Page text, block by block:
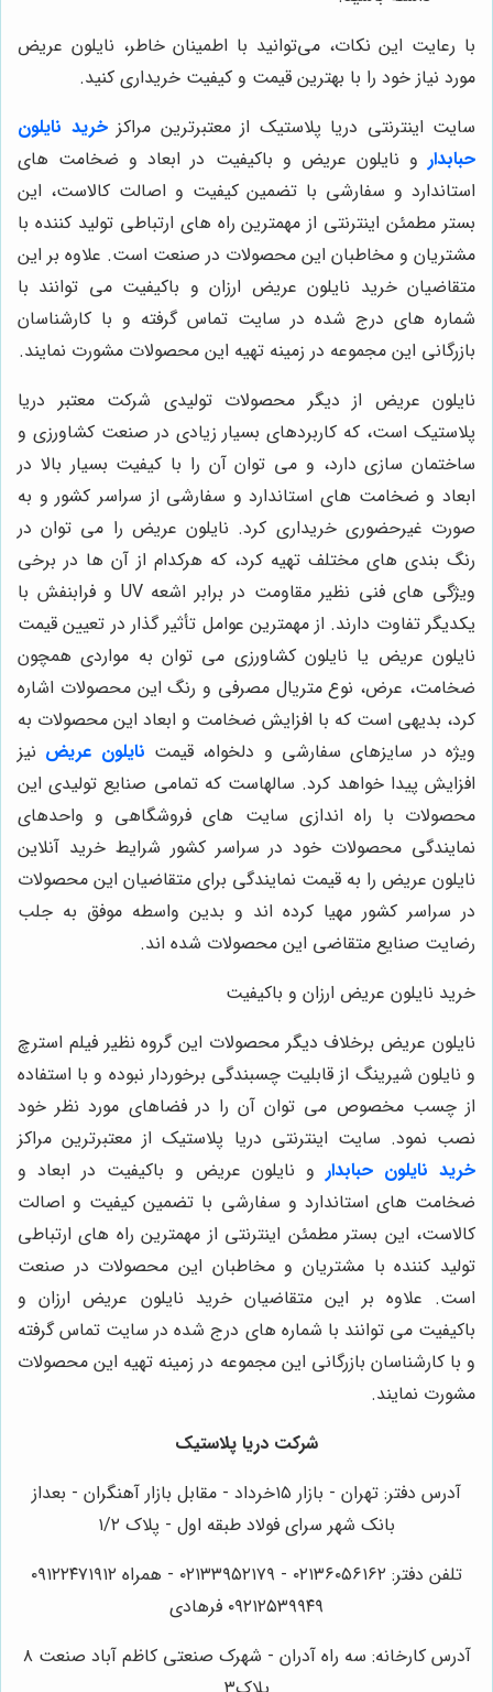
با رعایت این نکات، می‌توانید با اطمینان خاطر، نایلون عریض
مورد نیاز خود را با بهترین قیمت و کیفیت خریداری کنید.
سایت اینترنتی دریا پلاستیک از معتبرترین مراکزخرید نایلون
حبابدار و نایلون عریض و باکیفیت در ابعاد و ضخامت های
استاندارد و سفارشی با تضمین کیفیت و اصالت کالاست، این
بستر مطمئن اینترنتی از مهمترین راه های ارتباطی تولید کننده با
مشتریان و مخاطبان این محصولات در صنعت است. علاوه بر این
متقاضیان خرید نایلون عریض ارزان و باکیفیت می توانند با
شماره های درج شده در سایت تماس گرفته و با کارشناسان
بازرگانی این مجموعه در زمینه تهیه این محصولات مشورت نمایند.
نایلون عریض از دیگر محصولات تولیدی شرکت معتبر دریا
پلاستیک است، که کاربردهای بسیار زیادی در صنعت کشاورزی و
ساختمان سازی دارد، و می توان آن را با کیفیت بسیار بالا در
ابعاد و ضخامت های استاندارد و سفارشی از سراسر کشور و به
صورت غیرحضوری خریداری کرد. نایلون عریض را می توان در
رنگ بندی های مختلف تهیه کرد، که هرکدام از آن ها در برخی
ویژگی های فنی نظیر مقاومت در برابر اشعه UV و فرابنفش با
یکدیگر تفاوت دارند. از مهمترین عوامل تأثیر گذار در تعیین قیمت
نایلون عریض یا نایلون کشاورزی می توان به مواردی همچون
ضخامت، عرض، نوع متریال مصرفی و رنگ این محصولات اشاره
کرد، بدیهی است که با افزایش ضخامت و ابعاد این محصولات به
ویژه در سایزهای سفارشی و دلخواه، قیمت نایلون عریض نیز
افزایش پیدا خواهد کرد. سالهاست که تمامی صنایع تولیدی این
محصولات با راه اندازی سایت های فروشگاهی و واحدهای
نمایندگی محصولات خود در سراسر کشور شرایط خرید آنلاین
نایلون عریض را به قیمت نمایندگی برای متقاضیان این محصولات
در سراسر کشور مهیا کرده اند و بدین واسطه موفق به جلب
رضایت صنایع متقاضی این محصولات شده اند.
خرید نایلون عریض ارزان و باکیفیت
نایلون عریض برخلاف دیگر محصولات این گروه نظیر فیلم استرچ
و نایلون شیرینگ از قابلیت چسبندگی برخوردار نبوده و با استفاده
از چسب مخصوص می توان آن را در فضاهای مورد نظر خود
نصب نمود. سایت اینترنتی دریا پلاستیک از معتبرترین مراکز
خرید نایلون حبابدار و نایلون عریض و باکیفیت در ابعاد و
ضخامت های استاندارد و سفارشی با تضمین کیفیت و اصالت
کالاست، این بستر مطمئن اینترنتی از مهمترین راه های ارتباطی
تولید کننده با مشتریان و مخاطبان این محصولات در صنعت
است. علاوه بر این متقاضیان خرید نایلون عریض ارزان و
باکیفیت می توانند با شماره های درج شده در سایت تماس گرفته
و با کارشناسان بازرگانی این مجموعه در زمینه تهیه این محصولات
مشورت نمایند.
شرکت دریا پلاستیک
آدرس دفتر: تهران - بازار ۱۵خرداد - مقابل بازار آهنگران - بعداز
بانک شهر سرای فولاد طبقه اول - پلاک ۱/۲
تلفن دفتر: ۰۲۱۳۶۰۵۶۱۶۲ - ۰۲۱۳۳۹۵۲۱۷۹ - همراه ۰۹۱۲۲۴۷۱۹۱۲
۰۹۲۱۲۵۳۹۹۴۹ فرهادی
آدرس کارخانه: سه راه آدران - شهرک صنعتی کاظم آباد صنعت ۸